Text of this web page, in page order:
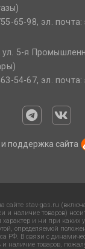
65-98, эл.
ул. 5-я
54-67, эл.
и поддержка сайта
сайте stav-gas.ru
и наличие товаров)
и ни при каких
определяемой
РФ. В связи с
и наличие товаров,